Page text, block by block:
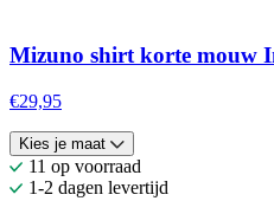
Mizuno shirt korte mouw
€29,95
Kies je maat
11 op voorraad
1-2 dagen levertijd